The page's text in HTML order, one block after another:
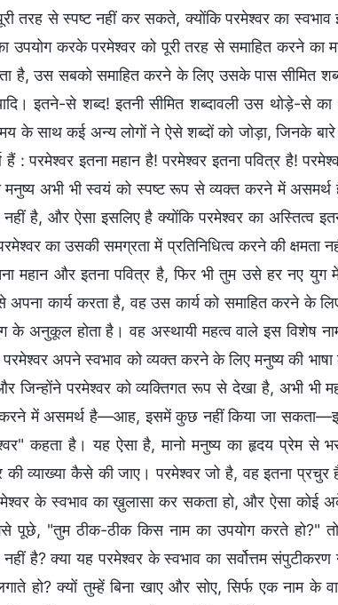
तरह से स्पष्ट नहीं कर सकते, क्योंकि परमेश्वर का स्वभाव
उपयोग करके परमेश्वर को पूरी तरह से समाहित करने का
है, उस सबको समाहित करने के लिए उसके पास सीमित
इतने-से शब्द! इतनी सीमित शब्दावली उस थोड़े-से
के साथ कई अन्य लोगों ने ऐसे शब्दों को जोड़ा, जिनके बारे
इतना महान है! परमेश्वर इतना पवित्र है!
अभी भी स्वयं को स्पष्ट रूप से व्यक्त करने में
है, और ऐसा इसलिए है क्योंकि परमेश्वर का अस्तित्व
का उसकी समग्रता में प्रतिनिधित्व करने की क्षमता
महान और इतना पवित्र है, फिर भी तुम उसे हर नए युग
कार्य करता है, वह उस कार्य को समाहित करने के
के अनुकूल होता है। वह अस्थायी महत्व वाले इस विशेष
अपने स्वभाव को व्यक्त करने के लिए मनुष्य की भाषा
जिन्होंने परमेश्वर को व्यक्तिगत रूप से देखा है, अभी भी
करने में असमर्थ है—आह, इसमें कुछ नहीं किया जा
कहता है। यह ऐसा है, मानो मनुष्य का हृदय प्रेम से
की व्याख्या कैसे की जाए। परमेश्वर जो है, वह इतना
के स्वभाव का ख़ुलासा कर सकता हो, और ऐसा कोई
पूछे, "तुम ठीक-ठीक किस नाम का उपयोग करते हो?"
है? क्या यह परमेश्वर के स्वभाव का सर्वोत्तम संपुटीकरण
हो? क्यों तुम्हें बिना खाए और सोए, सिर्फ एक नाम के